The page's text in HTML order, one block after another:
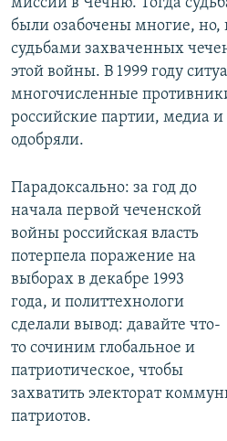
миссии в Чечню. Тогда
были озабочены многие, но,
судьбами захваченных
этой войны. В 1999 году
многочисленные
российские партии, медиа
одобряли.
Парадоксально: за год до
начала первой чеченской
войны российская власть
потерпела поражение на
выборах в декабре 1993
года, и политтехнологи
сделали вывод: давайте что-
то сочиним глобальное и
патриотическое, чтобы
захватить электорат
патриотов.